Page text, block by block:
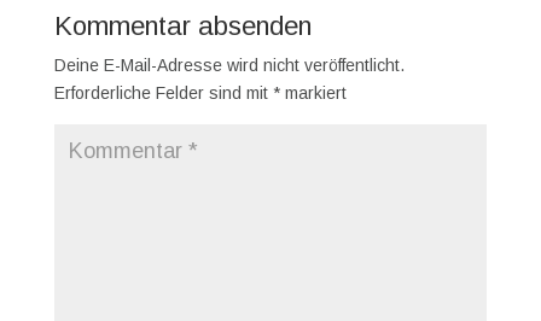
Kommentar absenden
Deine E-Mail-Adresse wird nicht veröffentlicht.
Erforderliche Felder sind mit *markiert